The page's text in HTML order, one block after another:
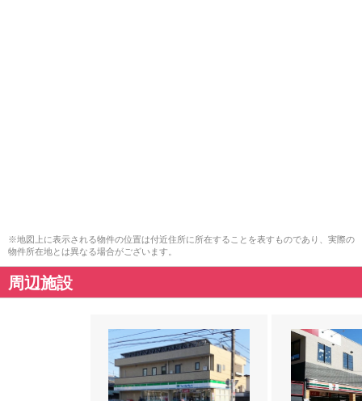
※地図上に表示される物件の位置は付近住所に所在することを表すものであり、実際の
物件所在地とは異なる場合がございます。
周辺施設